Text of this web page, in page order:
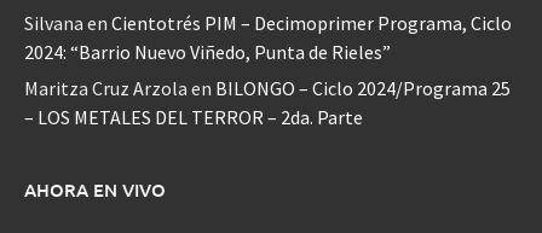
Silvana en Cientotrés PIM – Decimoprimer Programa, Ciclo
2024: “Barrio Nuevo Viñedo, Punta de Rieles”
Maritza Cruz Arzola en BILONGO – Ciclo 2024/Programa 25
– LOS METALES DEL TERROR – 2da. Parte
AHORA EN VIVO